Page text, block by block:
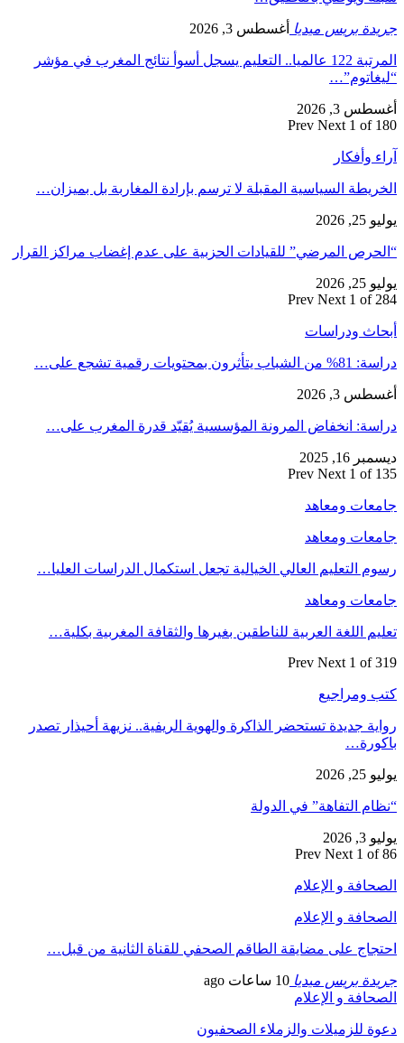
جريدة بريس ميديا أغسطس 3, 2026
المرتبة 122 عالميا.. التعليم يسجل أسوأ نتائج المغرب في مؤشر
“ليغاتوم”…
أغسطس 3, 2026
Prev Next 1 of 180
آراء وأفكار
الخريطة السياسية المقبلة لا ترسم بإرادة المغاربة بل بميزان…
يوليو 25, 2026
“الحرص المرضي” للقيادات الحزبية على عدم إغضاب مراكز القرار
يوليو 25, 2026
Prev Next 1 of 284
أبحاث ودراسات
دراسة: 81% من الشباب يتأثرون بمحتويات رقمية تشجع على…
أغسطس 3, 2026
دراسة: انخفاض المرونة المؤسسية يُقيّد قدرة المغرب على…
ديسمبر 16, 2025
Prev Next 1 of 135
جامعات ومعاهد
جامعات ومعاهد
رسوم التعليم العالي الخيالية تجعل استكمال الدراسات العليا…
جامعات ومعاهد
تعليم اللغة العربية للناطقين بغيرها والثقافة المغربية بكلية…
Prev Next 1 of 319
كتب ومراجيع
رواية جديدة تستحضر الذاكرة والهوية الريفية.. نزيهة أحيذار تصدر
باكورة…
يوليو 25, 2026
“نظام التفاهة” في الدولة
يوليو 3, 2026
Prev Next 1 of 86
الصحافة و الإعلام
الصحافة و الإعلام
احتجاج على مضايقة الطاقم الصحفي للقناة الثانية من قبل…
جريدة بريس ميديا 10 ساعات ago
الصحافة و الإعلام
دعوة للزميلات والزملاء الصحفيون